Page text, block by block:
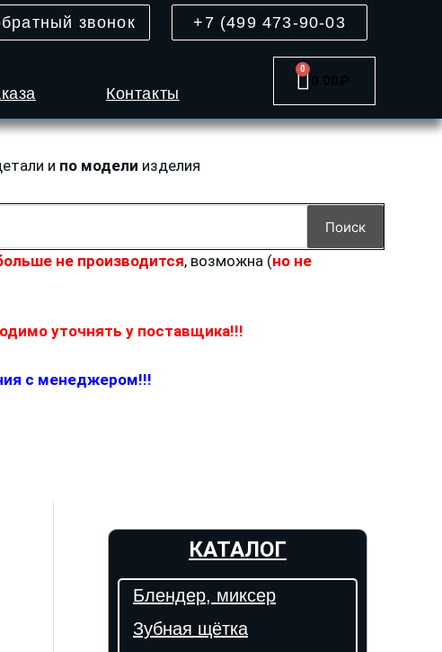
звонок +7 (499 473-90-03
Контакты
0.00₽
0
Cart
и по модели изделия
Поиск
не производится, возможна (но не
уточнять у поставщика!!!
с менеджером!!!
КАТАЛОГ
Блендер, миксер
Зубная щётка